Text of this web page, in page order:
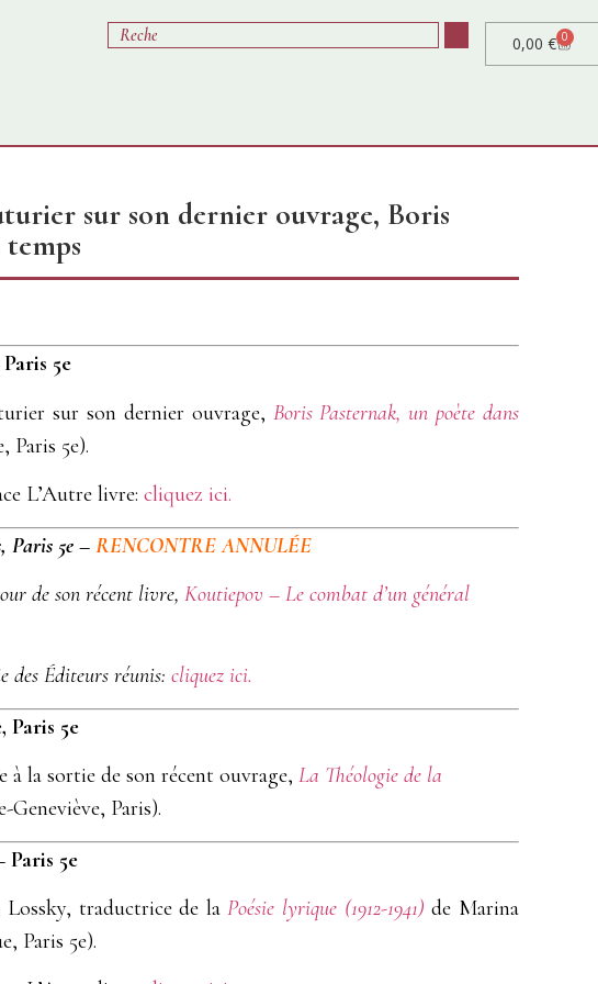
0,00€ 0
sur son dernier ouvrage, Boris
5e
sur son dernier ouvrage, Boris Pasternak, un poète dans
Paris 5e).
L’Autre livre: cliquez ici.
Paris 5e – RENCONTRE ANNULÉE
de son récent livre, Koutiepov – Le combat d’un général
des Éditeurs réunis: cliquez ici.
5e
à la sortie de son récent ouvrage, La Théologie de la
Paris).
Paris 5e
Lossky, traductrice de laPoésie lyrique (1912-1941) de Marina
Paris 5e).